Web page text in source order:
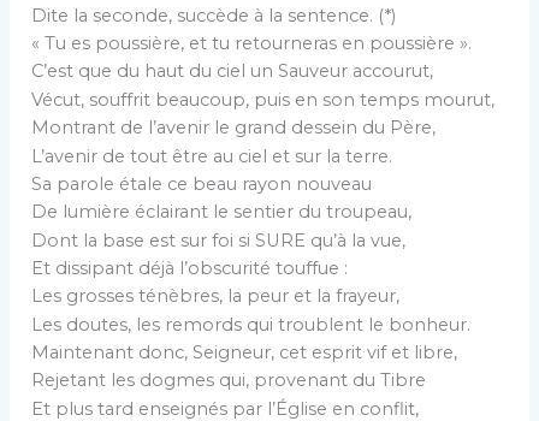
Dite la seconde, succède à la sentence. (*)
« Tu es poussière, et tu retourneras en poussière ».
C’est que du haut du ciel un Sauveur accourut,
Vécut, souffrit beaucoup, puis en son temps mourut,
Montrant de l’avenir le grand dessein du Père,
L’avenir de tout être au ciel et sur la terre.
Sa parole étale ce beau rayon nouveau
De lumière éclairant le sentier du troupeau,
Dont la base est sur foi si SURE qu’à la vue,
Et dissipant déjà l’obscurité touffue :
Les grosses ténèbres, la peur et la frayeur,
Les doutes, les remords qui troublent le bonheur.
Maintenant donc, Seigneur, cet esprit vif et libre,
Rejetant les dogmes qui, provenant du Tibre
Et plus tard enseignés par l’Église en conflit,